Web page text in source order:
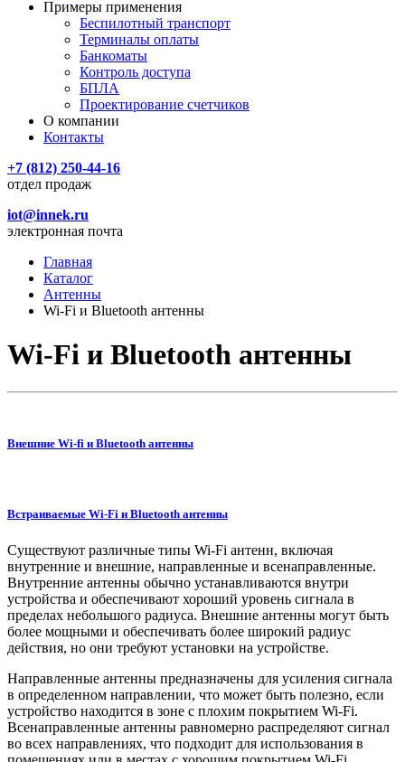
Примеры применения
Беспилотный транспорт
Терминалы оплаты
Банкоматы
Контроль доступа
БПЛА
Проектирование счетчиков
О компании
Контакты
+7 (812) 250-44-16
отдел продаж
iot@innek.ru
электронная почта
Главная
Каталог
Антенны
Wi-Fi и Bluetooth антенны
Wi-Fi и Bluetooth антенны
Внешние Wi-fi и Bluetooth антенны
Встраиваемые Wi-Fi и Bluetooth антенны
Существуют различные типы Wi-Fi антенн, включая
внутренние и внешние, направленные и всенаправленные.
Внутренние антенны обычно устанавливаются внутри
устройства и обеспечивают хороший уровень сигнала в
пределах небольшого радиуса. Внешние антенны могут быть
более мощными и обеспечивать более широкий радиус
действия, но они требуют установки на устройстве.
Направленные антенны предназначены для усиления сигнала
в определенном направлении, что может быть полезно, если
устройство находится в зоне с плохим покрытием Wi-Fi.
Всенаправленные антенны равномерно распределяют сигнал
во всех направлениях, что подходит для использования в